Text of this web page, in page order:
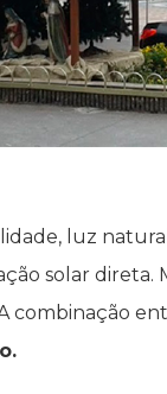
luz
solar
combinação